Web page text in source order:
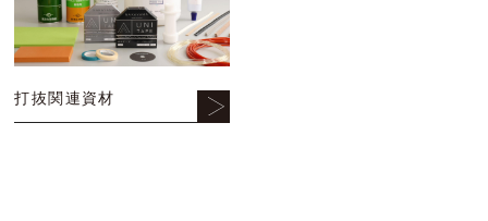
打抜関連資材